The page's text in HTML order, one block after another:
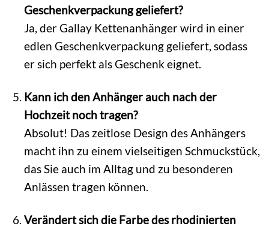
Geschenkverpackung geliefert?
Ja, der Gallay Kettenanhänger wird in einer
edlen Geschenkverpackung geliefert, sodass
er sich perfekt als Geschenk eignet.
Kann ich den Anhänger auch nach der
Hochzeit noch tragen?
Absolut! Das zeitlose Design des Anhängers
macht ihn zu einem vielseitigen Schmuckstück,
das Sie auch im Alltag und zu besonderen
Anlässen tragen können.
Verändert sich die Farbe des rhodinierten